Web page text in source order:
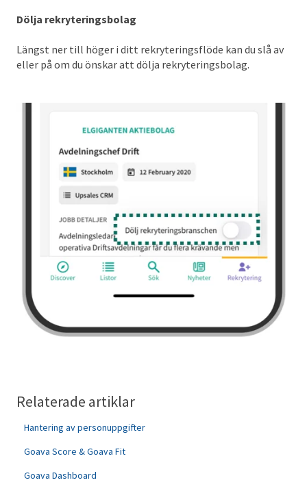
Dölja rekryteringsbolag
Längst ner till höger i ditt rekryteringsflöde kan du slå av
eller på om du önskar att dölja rekryteringsbolag.
Relaterade artiklar
Hantering av personuppgifter
Goava Score & Goava Fit
Goava Dashboard